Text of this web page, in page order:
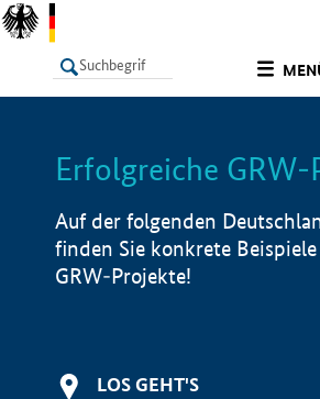
LISTE
Erfolgreiche
Auf der folgenden
finden Sie konkrete
GRW-Projekte!
LOS GEHT'S